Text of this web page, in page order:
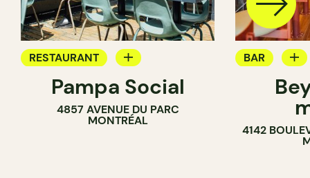
RESTAURANT
CAFÉPampa Social
4857 AVENUE DU PARC
MONTRÉAL
BAR
CAVISTE
4142